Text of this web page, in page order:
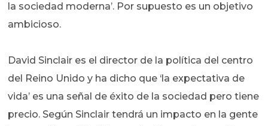
la sociedad moderna’. Por supuesto es un objetivo
ambicioso.
David Sinclair es el director de la política del centro
del Reino Unido y ha dicho que ‘la expectativa de
vida’ es una señal de éxito de la sociedad pero tiene
precio. Según Sinclair tendrá un impacto en la gente